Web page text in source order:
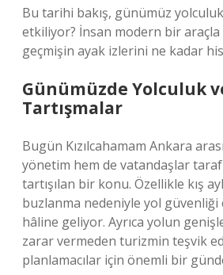
Bu tarihi bakış, günümüz
etkiliyor? İnsan modern bir
geçmişin ayak izlerini ne kadar
Günümüzde Yolculuk
Tartışmalar
Bugün Kızılcahamam Ankara
yönetim hem de vatandaşlar
tartışılan bir konu. Özellikle kış
buzlanma nedeniyle yol güvenliği
hâline geliyor. Ayrıca yolun
zarar vermeden turizmin teşvik
planlamacılar için önemli bir